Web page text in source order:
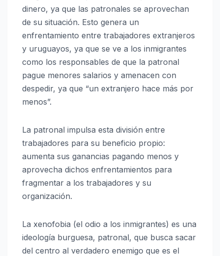
dinero, ya que las patronales se aprovechan
de su situación. Esto genera un
enfrentamiento entre trabajadores extranjeros
y uruguayos, ya que se ve a los inmigrantes
como los responsables de que la patronal
pague menores salarios y amenacen con
despedir, ya que “un extranjero hace más por
menos”.
La patronal impulsa esta división entre
trabajadores para su beneficio propio:
aumenta sus ganancias pagando menos y
aprovecha dichos enfrentamientos para
fragmentar a los trabajadores y su
organización.
La xenofobia (el odio a los inmigrantes) es una
ideología burguesa, patronal, que busca sacar
del centro al verdadero enemigo que es el